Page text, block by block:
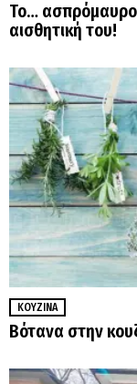
Το… ασπρόμαυρο
αισθητική του!
ΚΟΥΖΊΝΑ
Βότανα στην